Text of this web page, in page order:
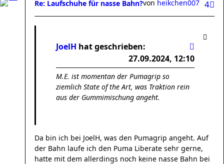
Re: Laufschuhe für nasse Bahn? 4
von heikchen007
JoelH hat geschrieben:
27.09.2024, 12:10
M.E. ist momentan der Pumagrip so
ziemlich State of the Art, was Traktion rein
aus der Gummimischung angeht.
Da bin ich bei JoelH, was den Pumagrip angeht. Auf
der Bahn laufe ich den Puma Liberate sehr gerne,
hatte mit dem allerdings noch keine nasse Bahn bei